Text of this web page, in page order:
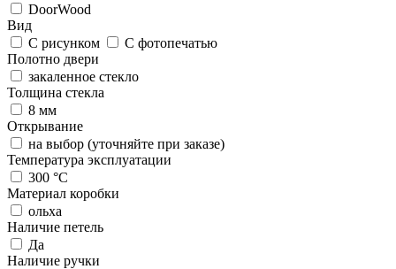
DoorWood
Вид
С рисунком
С фотопечатью
Полотно двери
закаленное стекло
Толщина стекла
8 мм
Открывание
на выбор (уточняйте при заказе)
Температура эксплуатации
300 °C
Материал коробки
ольха
Наличие петель
Да
Наличие ручки